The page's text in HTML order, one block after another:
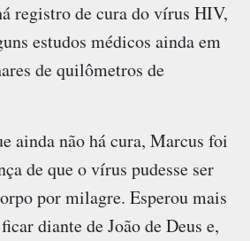
registro de cura do vírus HIV,
estudos médicos ainda em
de quilômetros de
ainda não há cura, Marcus foi
de que o vírus pudesse ser
por milagre. Esperou mais
diante de João de Deus e,